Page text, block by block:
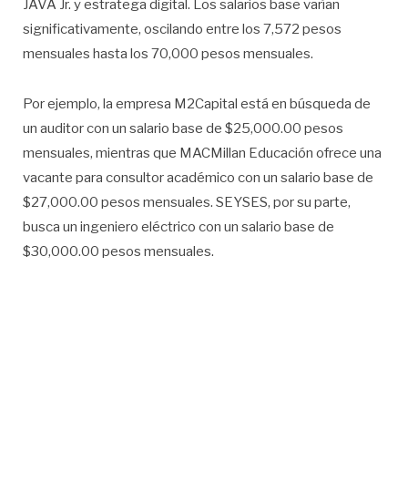
JAVA Jr. y estratega digital. Los salarios base varían
significativamente, oscilando entre los 7,572 pesos
mensuales hasta los 70,000 pesos mensuales.
Por ejemplo, la empresa M2Capital está en búsqueda de
un auditor con un salario base de $25,000.00 pesos
mensuales, mientras que MACMillan Educación ofrece una
vacante para consultor académico con un salario base de
$27,000.00 pesos mensuales. SEYSES, por su parte,
busca un ingeniero eléctrico con un salario base de
$30,000.00 pesos mensuales.